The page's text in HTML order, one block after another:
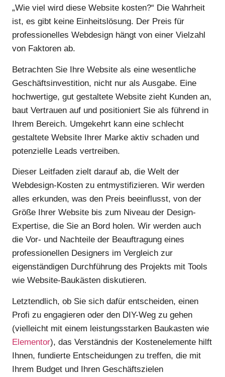
„Wie viel wird diese Website kosten?“ Die Wahrheit
ist, es gibt keine Einheitslösung. Der Preis für
professionelles Webdesign hängt von einer Vielzahl
von Faktoren ab.
Betrachten Sie Ihre Website als eine wesentliche
Geschäftsinvestition, nicht nur als Ausgabe. Eine
hochwertige, gut gestaltete Website zieht Kunden an,
baut Vertrauen auf und positioniert Sie als führend in
Ihrem Bereich. Umgekehrt kann eine schlecht
gestaltete Website Ihrer Marke aktiv schaden und
potenzielle Leads vertreiben.
Dieser Leitfaden zielt darauf ab, die Welt der
Webdesign-Kosten zu entmystifizieren. Wir werden
alles erkunden, was den Preis beeinflusst, von der
Größe Ihrer Website bis zum Niveau der Design-
Expertise, die Sie an Bord holen. Wir werden auch
die Vor- und Nachteile der Beauftragung eines
professionellen Designers im Vergleich zur
eigenständigen Durchführung des Projekts mit Tools
wie Website-Baukästen diskutieren.
Letztendlich, ob Sie sich dafür entscheiden, einen
Profi zu engagieren oder den DIY-Weg zu gehen
(vielleicht mit einem leistungsstarken Baukasten wie
Elementor), das Verständnis der Kostenelemente hilft
Ihnen, fundierte Entscheidungen zu treffen, die mit
Ihrem Budget und Ihren Geschäftszielen